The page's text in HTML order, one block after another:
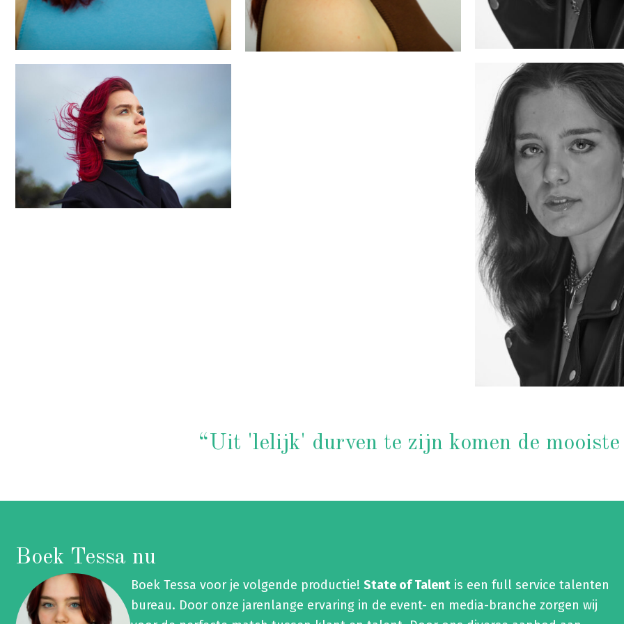
“Uit 'lelijk' durven te zijn komen de
Boek Tessa nu
Boek Tessa voor je volgende productie!State of Talent is een full service talenten
bureau. Door onze jarenlange ervaring in de event- en media-branche zorgen wij